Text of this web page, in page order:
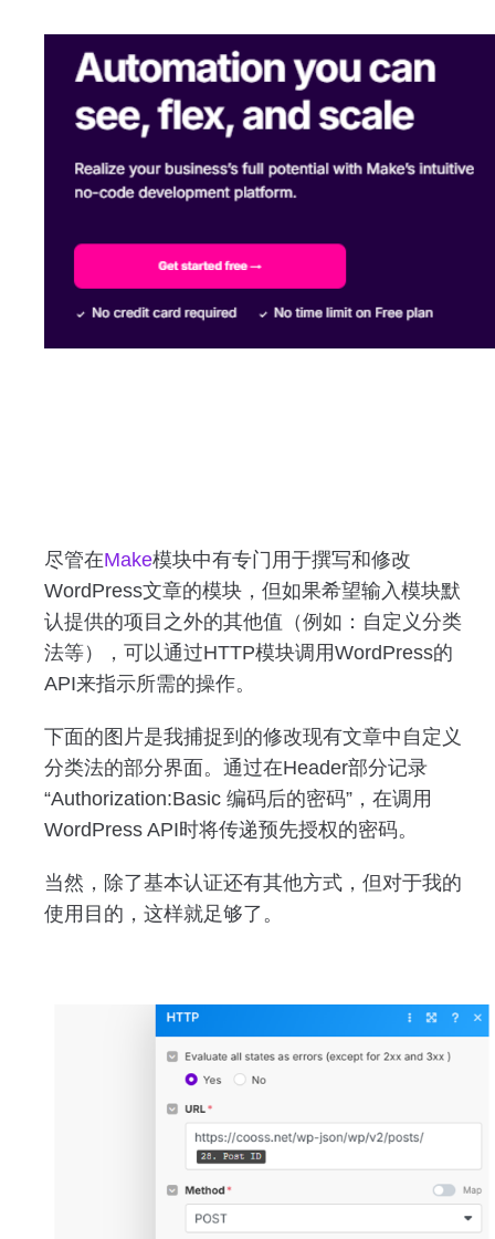
尽管在Make模块中有专门用于撰写和修改
WordPress文章的模块，但如果希望输入模块默
认提供的项目之外的其他值（例如：自定义分类
法等），可以通过HTTP模块调用WordPress的
API来指示所需的操作。
下面的图片是我捕捉到的修改现有文章中自定义
分类法的部分界面。通过在Header部分记录
“Authorization:Basic 编码后的密码”，在调用
WordPress API时将传递预先授权的密码。
当然，除了基本认证还有其他方式，但对于我的
使用目的，这样就足够了。